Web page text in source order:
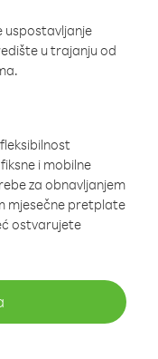
uspostavljanje
u trajanju od
i mobilne
za obnavljanjem
mjesečne pretplate
ostvarujete